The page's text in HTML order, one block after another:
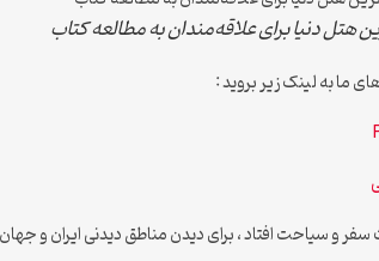
هتل دنیا برای علاقه‌مندان به مطالعه کتاب
ما به لینک زیر بروید :
و سیاحت افتاد ، برای دیدن مناطق دیدنی ایران و جهان